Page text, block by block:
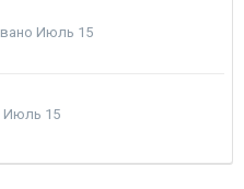
Июль 15
Июль 15